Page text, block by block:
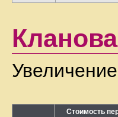
Стоимость